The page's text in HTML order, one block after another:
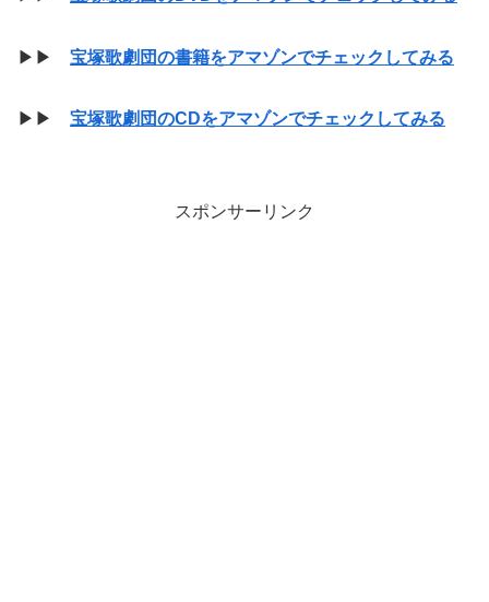
▶▶ 宝塚歌劇団の書籍をアマゾンでチェックしてみる
▶▶ 宝塚歌劇団のCDをアマゾンでチェックしてみる
スポンサーリンク